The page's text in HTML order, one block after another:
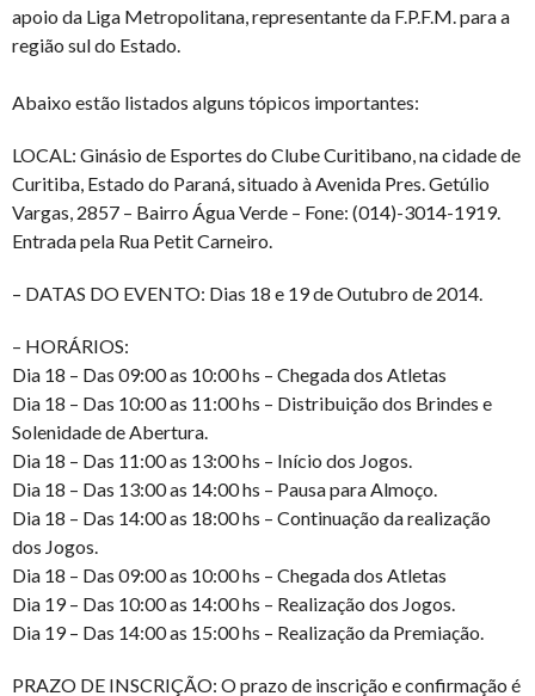
apoio da Liga Metropolitana, representante da F.P.F.M. para a
região sul do Estado.
Abaixo estão listados alguns tópicos importantes:
LOCAL: Ginásio de Esportes do Clube Curitibano, na cidade de
Curitiba, Estado do Paraná, situado à Avenida Pres. Getúlio
Vargas, 2857 – Bairro Água Verde – Fone: (014)-3014-1919.
Entrada pela Rua Petit Carneiro.
– DATAS DO EVENTO: Dias 18 e 19 de Outubro de 2014.
– HORÁRIOS:
Dia 18 – Das 09:00 as 10:00 hs – Chegada dos Atletas
Dia 18 – Das 10:00 as 11:00 hs – Distribuição dos Brindes e
Solenidade de Abertura.
Dia 18 – Das 11:00 as 13:00 hs – Início dos Jogos.
Dia 18 – Das 13:00 as 14:00 hs – Pausa para Almoço.
Dia 18 – Das 14:00 as 18:00 hs – Continuação da realização
dos Jogos.
Dia 18 – Das 09:00 as 10:00 hs – Chegada dos Atletas
Dia 19 – Das 10:00 as 14:00 hs – Realização dos Jogos.
Dia 19 – Das 14:00 as 15:00 hs – Realização da Premiação.
PRAZO DE INSCRIÇÃO: O prazo de inscrição e confirmação é